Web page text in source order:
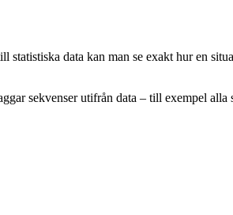
data kan man se exakt hur en
sekvenser utifrån data – till exempel